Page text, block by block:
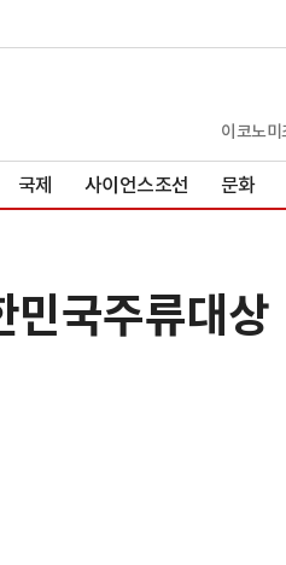
이코노미
국제 사이언스조선 문화
국주류대상